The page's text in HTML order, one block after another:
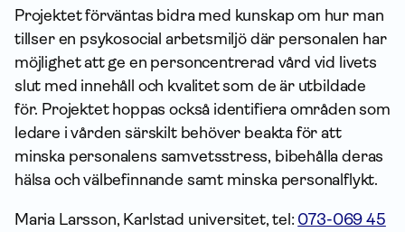
Projektet förväntas bidra med kunskap om hur man
tillser en psykosocial arbetsmiljö där personalen har
möjlighet att ge en personcentrerad vård vid livets
slut med innehåll och kvalitet som de är utbildade
för. Projektet hoppas också identifiera områden som
ledare i vården särskilt behöver beakta för att
minska personalens samvetsstress, bibehålla deras
hälsa och välbefinnande samt minska personalflykt.
Maria Larsson, Karlstad universitet, tel: 073-069 45